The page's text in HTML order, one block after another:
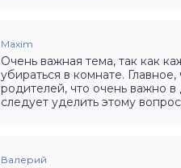
Maxim
Очень важная тема, так как
убираться в комнате.
родителей, что очень важно
следует уделить этому
Валерий